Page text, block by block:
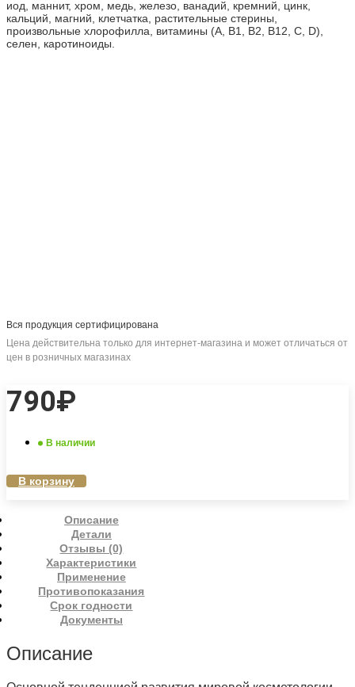
иод, маннит, хром, медь, железо, ванадий, кремний, цинк,
кальций, магний, клетчатка, растительные стерины,
произвольные хлорофилла, витамины (A, B1, B2, B12, C, D),
селен, каротиноиды.
Вся продукция сертифицирована
Цена действительна только для интернет-магазина и может отличаться от
цен в розничных магазинах
790₽
В наличии
В корзину
Описание
Детали
Отзывы (0)
Характеристики
Применение
Противопоказания
Срок годности
Документы
Описание